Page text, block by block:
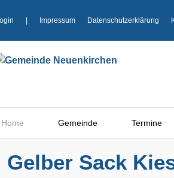
Impressum Datenschutzerklärung
Home Gemeinde Termine
Gelber Sack